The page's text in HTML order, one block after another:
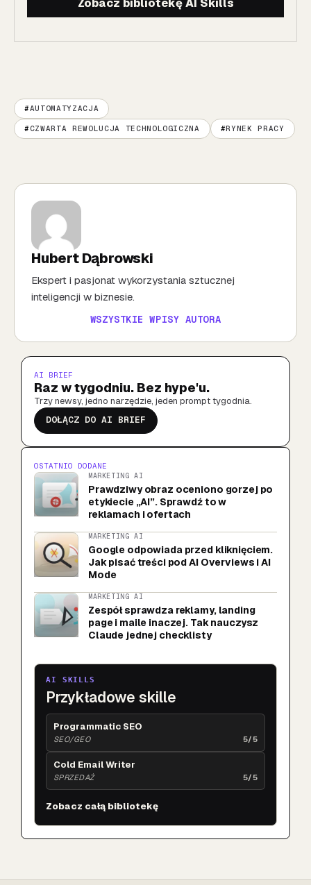
AUTOMATYZACJA
CZWARTA REWOLUCJA TECHNOLOGICZNA RYNEK PRACY
Hubert Dąbrowski
Ekspert i pasjonat wykorzystania sztucznej
inteligencji w biznesie.
WSZYSTKIE WPISY AUTORA
AI BRIEF
Raz w tygodniu. Bez hype'u.
Trzy newsy, jedno narzędzie, jeden prompt tygodnia.
DOŁĄCZ DO AI BRIEF
OSTATNIO DODANE
MARKETING AI
Prawdziwy obraz oceniono gorzej po
etykiecie „AI”. Sprawdź to w
reklamach i ofertach
MARKETING AI
Google odpowiada przed kliknięciem.
Jak pisać treści pod AI Overviews i AI
Mode
MARKETING AI
Zespół sprawdza reklamy, landing
page i maile inaczej. Tak nauczysz
Claude jednej checklisty
AI SKILLS
Przykładowe skille
Programmatic SEO
SEO/GEO 5/5
Cold Email Writer
SPRZEDAŻ 5/5
Zobacz całą bibliotekę